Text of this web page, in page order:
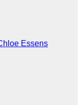
Essens